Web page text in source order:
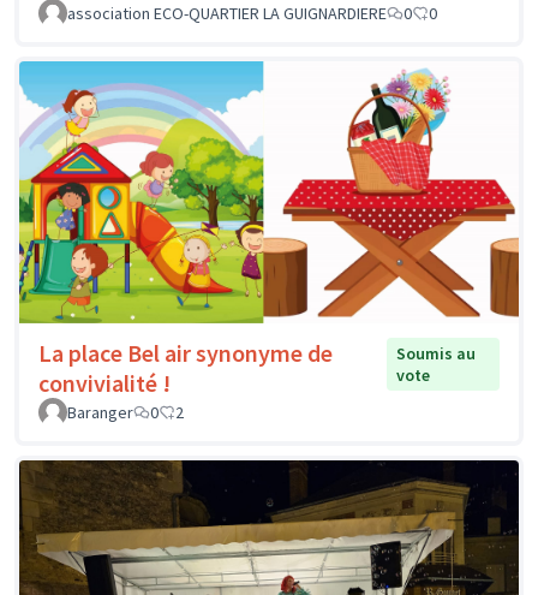
association ECO-QUARTIER LA GUIGNARDIERE 0 0
La place Bel air synonyme de
convivialité !
Soumis au
vote
Baranger
0 2